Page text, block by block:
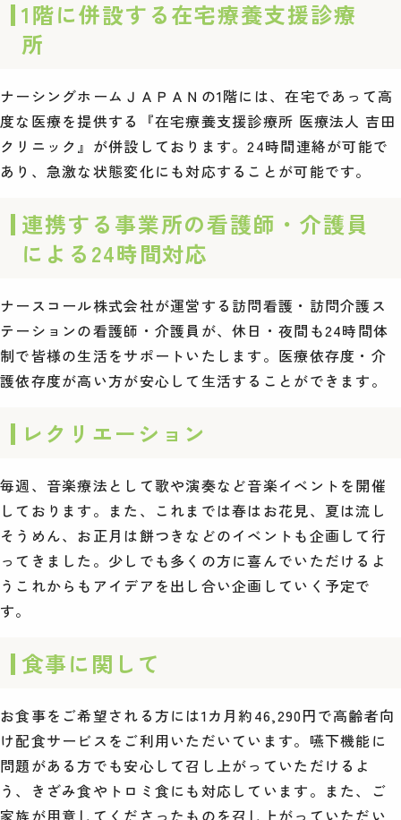
1階に併設する在宅療養支援診療
所
ナーシングホームＪＡＰＡＮの1階には、在宅であって高
度な医療を提供する『在宅療養支援診療所 医療法人 吉田
クリニック』が併設しております。24時間連絡が可能で
あり、急激な状態変化にも対応することが可能です。
連携する事業所の看護師・介護員
による24時間対応
ナースコール株式会社が運営する訪問看護・訪問介護ス
テーションの看護師・介護員が、休日・夜間も24時間体
制で皆様の生活をサポートいたします。医療依存度・介
護依存度が高い方が安心して生活することができます。
レクリエーション
毎週、音楽療法として歌や演奏など音楽イベントを開催
しております。また、これまでは春はお花見、夏は流し
そうめん、お正月は餅つきなどのイベントも企画して行
ってきました。少しでも多くの方に喜んでいただけるよ
うこれからもアイデアを出し合い企画していく予定で
す。
食事に関して
お食事をご希望される方には1カ月約46,290円で高齢者向
け配食サービスをご利用いただいています。嚥下機能に
問題がある方でも安心して召し上がっていただけるよ
う、きざみ食やトロミ食にも対応しています。また、ご
家族が用意してくださったものを召し上がっていただい